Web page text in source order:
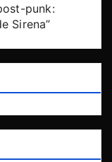
punk:
Sirena”